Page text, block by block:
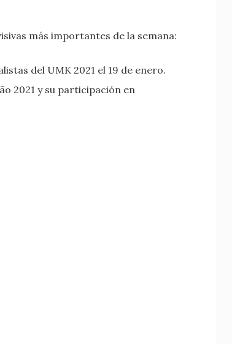
más importantes de la semana:
del UMK 2021 el 19 de enero.
2021 y su participación en